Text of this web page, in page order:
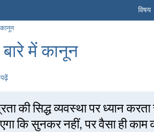
विषय
कानून
बारे में कानून
की सिद्ध व्यवस्था पर ध्यान
कि सुनकर नहीं, पर वैसा ही काम